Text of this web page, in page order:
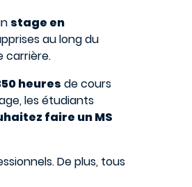
stage en
au long du
carrière.
heures de cours
les étudiants
faire un MS
De plus, tous